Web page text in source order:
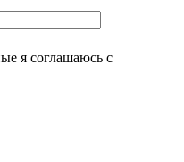
я соглашаюсь с